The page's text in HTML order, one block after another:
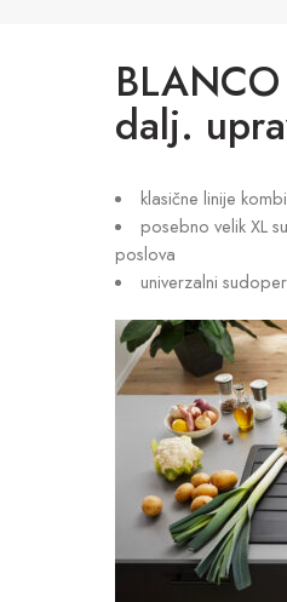
dalj.
klasične linije
posebno velik XL
poslova
univerzalni